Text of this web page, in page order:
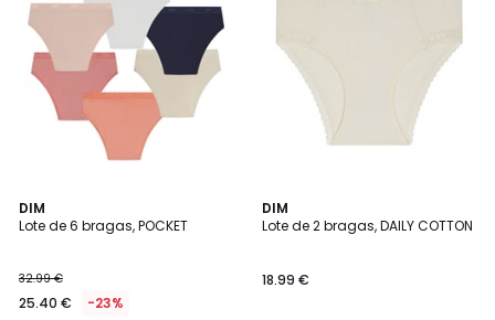
DIM
Lote de 6 bragas, POCKET
32.99 €
25.40 € -23%
DIM
Lote de 2 bragas, DAILY COTTON
18.99 €